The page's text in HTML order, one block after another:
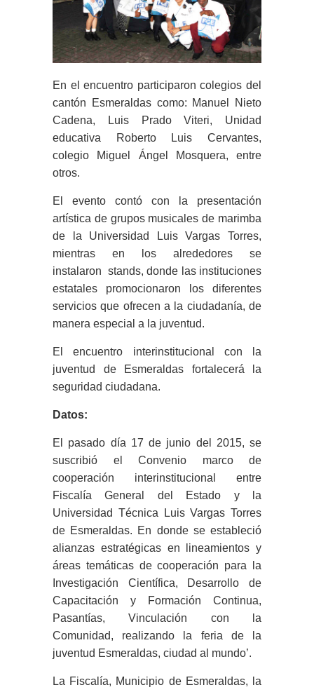
En el encuentro participaron colegios del
cantón Esmeraldas como: Manuel Nieto
Cadena, Luis Prado Viteri, Unidad
educativa Roberto Luis Cervantes,
colegio Miguel Ángel Mosquera, entre
otros.
El evento contó con la presentación
artística de grupos musicales de marimba
de la Universidad Luis Vargas Torres,
mientras en los alrededores se
instalaron stands, donde las instituciones
estatales promocionaron los diferentes
servicios que ofrecen a la ciudadanía, de
manera especial a la juventud.
El encuentro interinstitucional con la
juventud de Esmeraldas fortalecerá la
seguridad ciudadana.
Datos:
El pasado día 17 de junio del 2015, se
suscribió el Convenio marco de
cooperación interinstitucional entre
Fiscalía General del Estado y la
Universidad Técnica Luis Vargas Torres
de Esmeraldas. En donde se estableció
alianzas estratégicas en lineamientos y
áreas temáticas de cooperación para la
Investigación Científica, Desarrollo de
Capacitación y Formación Continua,
Pasantías, Vinculación con la
Comunidad, realizando la feria de la
juventud Esmeraldas, ciudad al mundo’.
La Fiscalía, Municipio de Esmeraldas, la